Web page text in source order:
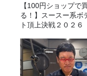
【100円ショップで
る！】スースー系ボ
ト頂上決戦２０２６